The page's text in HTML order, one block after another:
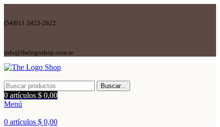
(54)911 3423-2622
info@thelogoshop.com.ar
Buscar...
0 artículos $ 0,00
Menú
0 artículos $ 0,00